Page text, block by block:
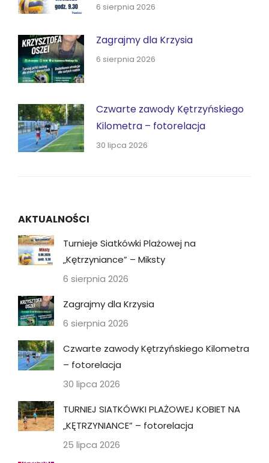
6 sierpnia 2026
Zagrajmy dla Krzysia
6 sierpnia 2026
Czwarte zawody Kętrzyńskiego
Kilometra – fotorelacja
30 lipca 2026
AKTUALNOŚCI
Turnieje Siatkówki Plażowej na
„Kętrzyniance” – Miksty
6 sierpnia 2026
Zagrajmy dla Krzysia
6 sierpnia 2026
Czwarte zawody Kętrzyńskiego Kilometra
– fotorelacja
30 lipca 2026
TURNIEJ SIATKÓWKI PLAŻOWEJ KOBIET NA
„KĘTRZYNIANCE” – fotorelacja
25 lipca 2026